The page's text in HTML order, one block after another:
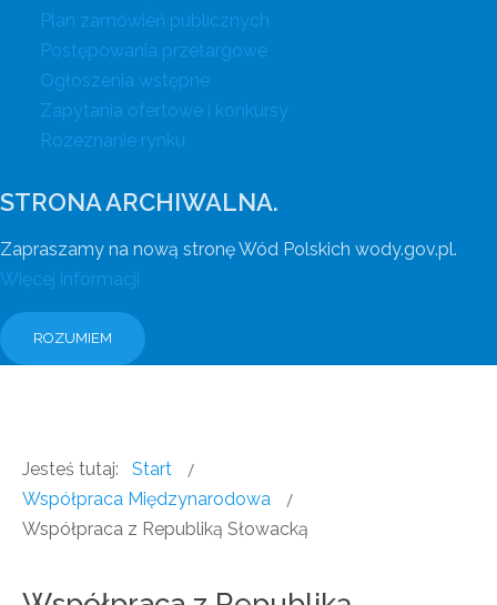
Plan zamówień publicznych
Postępowania przetargowe
Ogłoszenia wstępne
Zapytania ofertowe i konkursy
Rozeznanie rynku
STRONA ARCHIWALNA.
Zapraszamy na nową stronę Wód Polskich wody.gov.pl.
Więcej informacji
ROZUMIEM
Jesteś tutaj:
Start
Współpraca Międzynarodowa
Współpraca z Republiką Słowacką